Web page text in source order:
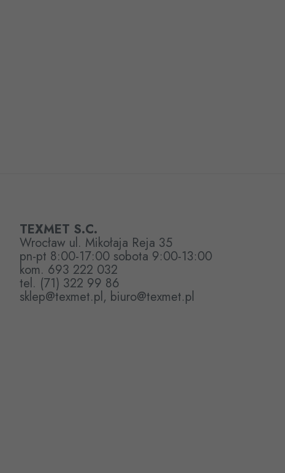
TEXMET S.C.
Wrocław ul. Mikołaja Reja 35
pn-pt 8:00-17:00 sobota 9:00-13:00
kom. 693 222 032
tel. (71) 322 99 86
sklep@texmet.pl, biuro@texmet.pl